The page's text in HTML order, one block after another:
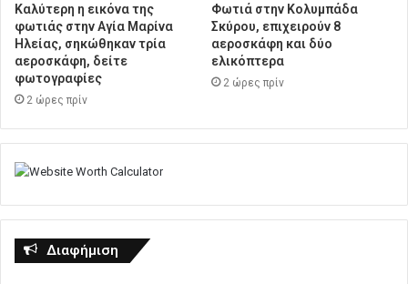
Καλύτερη η εικόνα της
φωτιάς στην Aγία Μαρίνα
Ηλείας, σηκώθηκαν τρία
αεροσκάφη, δείτε
φωτογραφίες
2 ώρες πρίν
Φωτιά στην Κολυμπάδα
Σκύρου, επιχειρούν 8
αεροσκάφη και δύο
ελικόπτερα
2 ώρες πρίν
Διαφήμιση